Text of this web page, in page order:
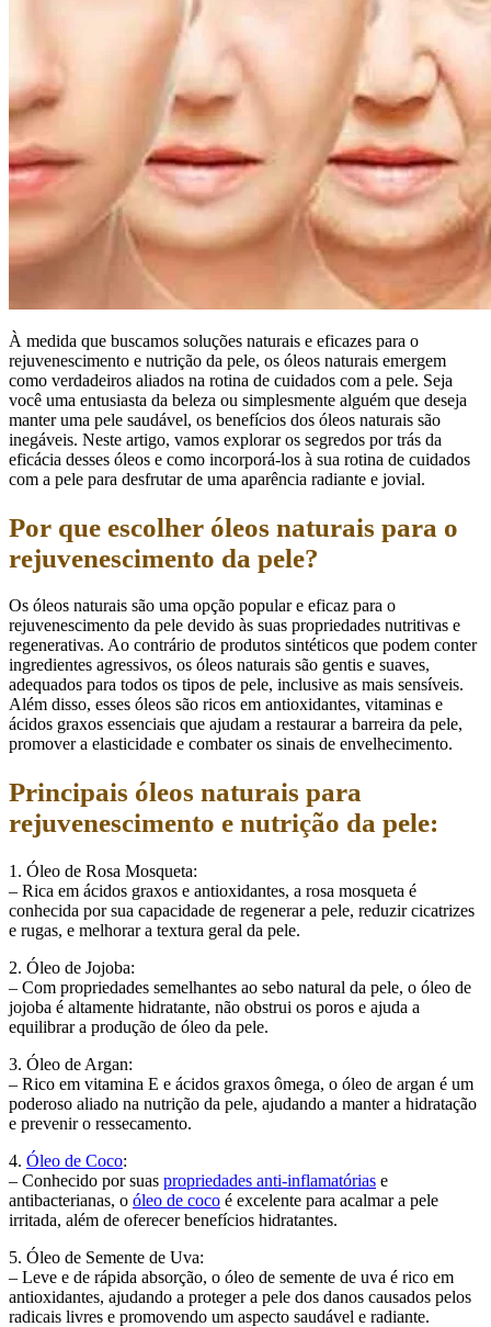
À medida que buscamos soluções naturais e eficazes para o
rejuvenescimento e nutrição da pele, os óleos naturais emergem
como verdadeiros aliados na rotina de cuidados com a pele. Seja
você uma entusiasta da beleza ou simplesmente alguém que deseja
manter uma pele saudável, os benefícios dos óleos naturais são
inegáveis. Neste artigo, vamos explorar os segredos por trás da
eficácia desses óleos e como incorporá-los à sua rotina de cuidados
com a pele para desfrutar de uma aparência radiante e jovial.
Por que escolher óleos naturais para o
rejuvenescimento da pele?
Os óleos naturais são uma opção popular e eficaz para o
rejuvenescimento da pele devido às suas propriedades nutritivas e
regenerativas. Ao contrário de produtos sintéticos que podem conter
ingredientes agressivos, os óleos naturais são gentis e suaves,
adequados para todos os tipos de pele, inclusive as mais sensíveis.
Além disso, esses óleos são ricos em antioxidantes, vitaminas e
ácidos graxos essenciais que ajudam a restaurar a barreira da pele,
promover a elasticidade e combater os sinais de envelhecimento.
Principais óleos naturais para
rejuvenescimento e nutrição da pele:
1. Óleo de Rosa Mosqueta:
– Rica em ácidos graxos e antioxidantes, a rosa mosqueta é
conhecida por sua capacidade de regenerar a pele, reduzir cicatrizes
e rugas, e melhorar a textura geral da pele.
2. Óleo de Jojoba:
– Com propriedades semelhantes ao sebo natural da pele, o óleo de
jojoba é altamente hidratante, não obstrui os poros e ajuda a
equilibrar a produção de óleo da pele.
3. Óleo de Argan:
– Rico em vitamina E e ácidos graxos ômega, o óleo de argan é um
poderoso aliado na nutrição da pele, ajudando a manter a hidratação
e prevenir o ressecamento.
4. Óleo de Coco:
– Conhecido por suas propriedades anti-inflamatórias e
antibacterianas, o óleo de coco é excelente para acalmar a pele
irritada, além de oferecer benefícios hidratantes.
5. Óleo de Semente de Uva:
– Leve e de rápida absorção, o óleo de semente de uva é rico em
antioxidantes, ajudando a proteger a pele dos danos causados pelos
radicais livres e promovendo um aspecto saudável e radiante.